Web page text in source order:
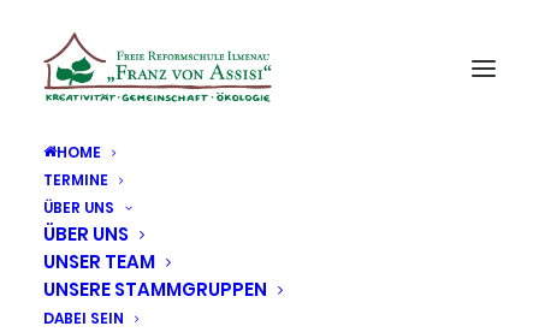
HOME
TERMINE
ÜBER UNS
ÜBER UNS
UNSER TEAM
UNSERE STAMMGRUPPEN
DABEI SEIN
Fitnesswettbewerb der
Grundschulen 2026